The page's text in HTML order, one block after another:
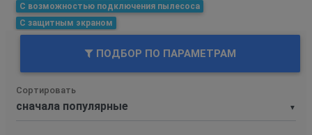
С возможностью подключения пылесоса
С защитным экраном
ПОДБОР ПО ПАРАМЕТРАМ
▼
Сортировать